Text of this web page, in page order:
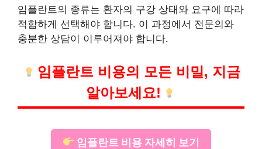
임플란트의 종류는 환자의 구강 상태와 요구에 따라
적합하게 선택해야 합니다. 이 과정에서 전문의와
충분한 상담이 이루어져야 합니다.
임플란트 비용의 모든 비밀, 지금
알아보세요!
임플란트 비용 자세히 보기